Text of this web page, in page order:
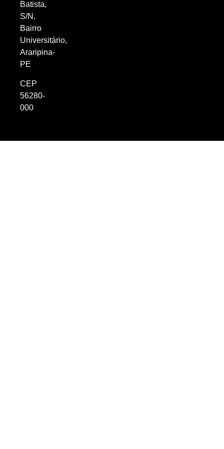
Batista,
S/N,
Bairro
Universitário,
Araripina-
PE
CEP
56280-
000